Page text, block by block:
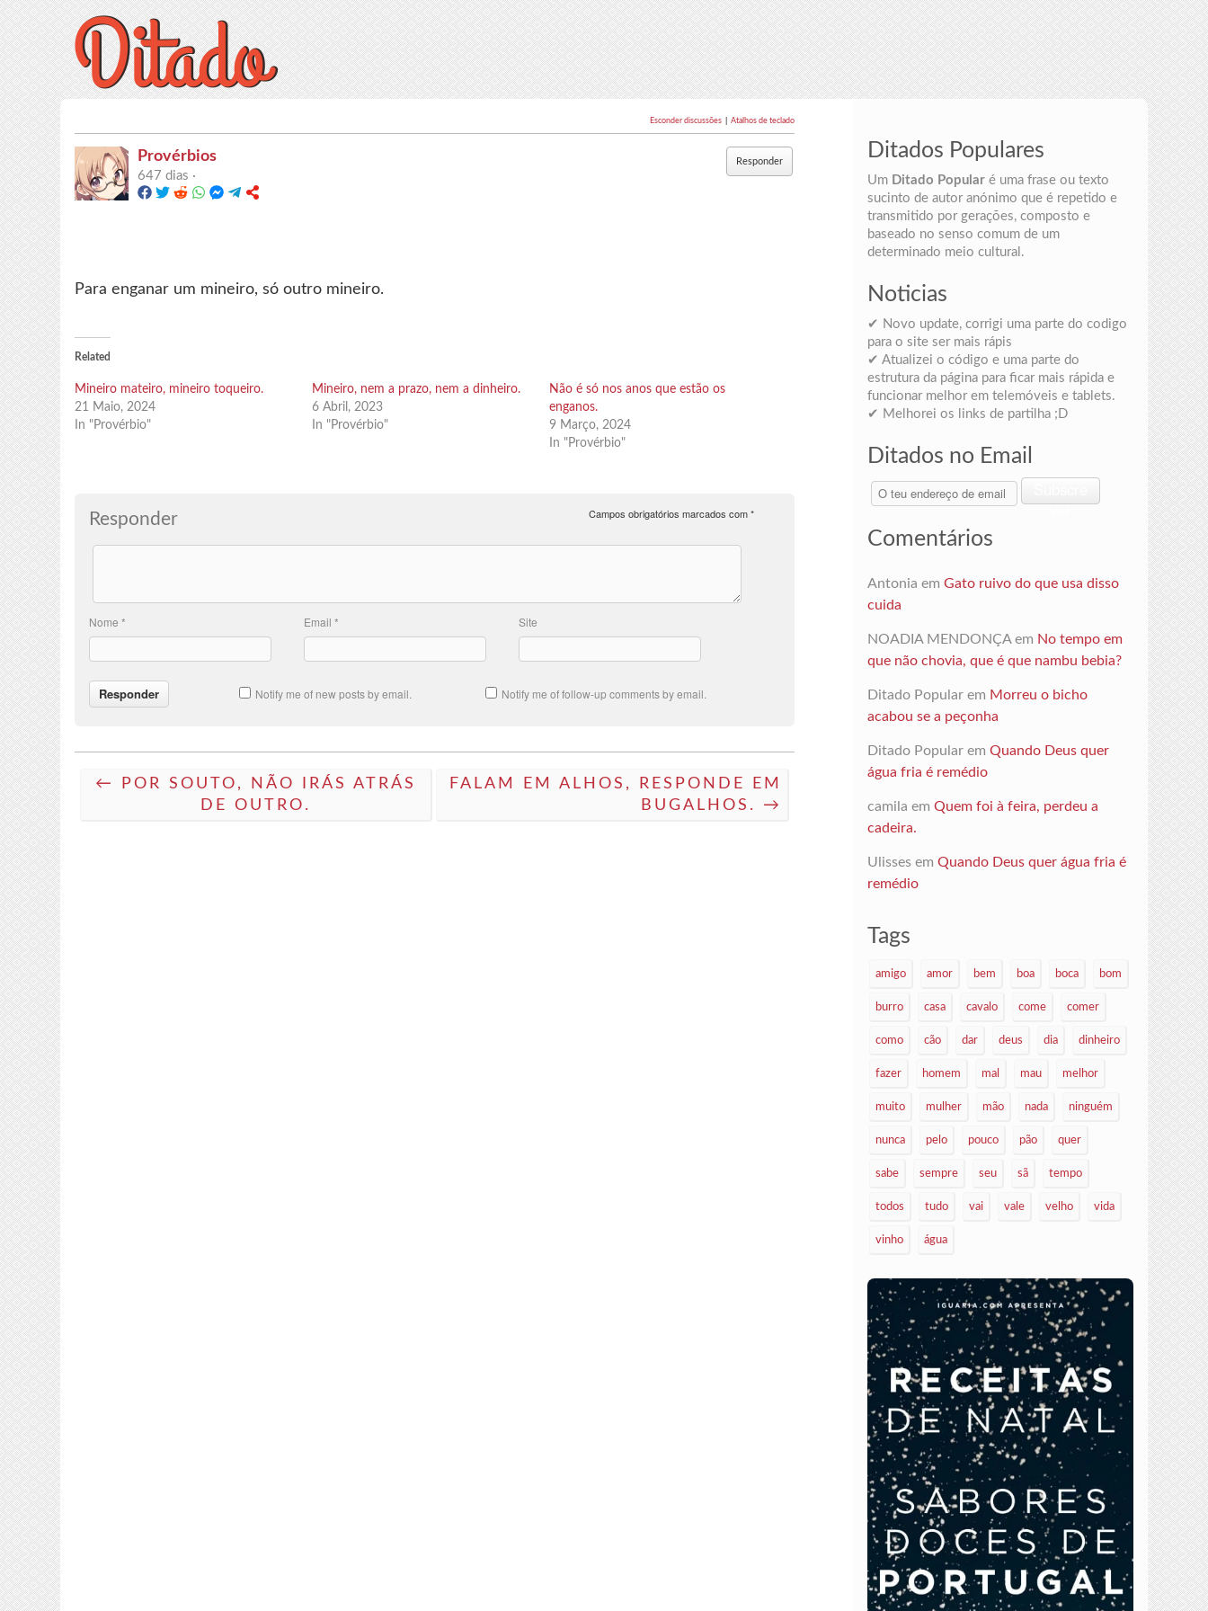
Esconder discussões Atalhos de teclado
Provérbios Responder
647 dias ·
Para enganar um mineiro, só outro mineiro.
Related
Mineiro mateiro, mineiro toqueiro.
21 Maio, 2024
In "Provérbio"
Mineiro, nem a prazo, nem a dinheiro.
6 Abril, 2023
In "Provérbio"
Não é só nos anos que estão os
enganos.
9 Março, 2024
In "Provérbio"
Responder Campos obrigatórios marcados com*
Nome* Email* Site
Notify me of follow-up comments by email.
Notify me of new posts by email.
← POR SOUTO, NÃO IRÁS ATRÁS
DE OUTRO.
FALAM EM ALHOS, RESPONDE EM
BUGALHOS. →
Ditados Populares
Um Ditado Popularé uma frase ou texto
sucinto de autor anónimo que é repetido e
transmitido por gerações, composto e
baseado no senso comum de um
determinado meio cultural.
Noticias
✔ Novo update, corrigi uma parte do codigo
para o site ser mais rápis
✔ Atualizei o código e uma parte do
estrutura da página para ficar mais rápida e
funcionar melhor em telemóveis e tablets.
✔ Melhorei os links de partilha ;D
Ditados no Email
O
teu
de
ver
Comentários
Antonia em Gato ruivo do que usa disso
cuida
NOADIA MENDONÇAem No tempo em
que não chovia, que é que nambu bebia?
Ditado Popularem Morreu o bicho
acabou se a peçonha
Ditado Popularem Quando Deus quer
água fria é remédio
camila em Quem foi à feira, perdeu a
cadeira.
Ulissesem Quando Deus quer água fria é
remédio
Tags
amigo amor bem boa boca bom
burro casa cavalo come comer
como cão dar deus dia dinheiro
fazer homem mal mau melhor
muito mulher mão nada ninguém
nunca pelo pouco pão quer
sabe sempre seu sã tempo
todos tudo vai vale velho vida
vinho água